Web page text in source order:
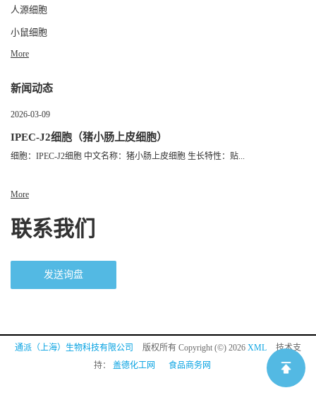
人源细胞
小鼠细胞
More
新闻动态
2026-03-09
IPEC-J2细胞（猪小肠上皮细胞）
细胞：IPEC-J2细胞 中文名称：猪小肠上皮细胞 生长特性：贴...
More
联系我们
发送询盘
通派（上海）生物科技有限公司 版权所有 Copyright (©) 2026 XML
技术支
持： 盖德化工网 食品商务网